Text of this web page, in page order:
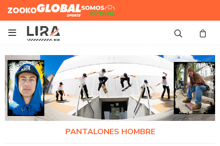
Zooko Global Sports
Somos
Futbol

PANTALONES HOMBRE